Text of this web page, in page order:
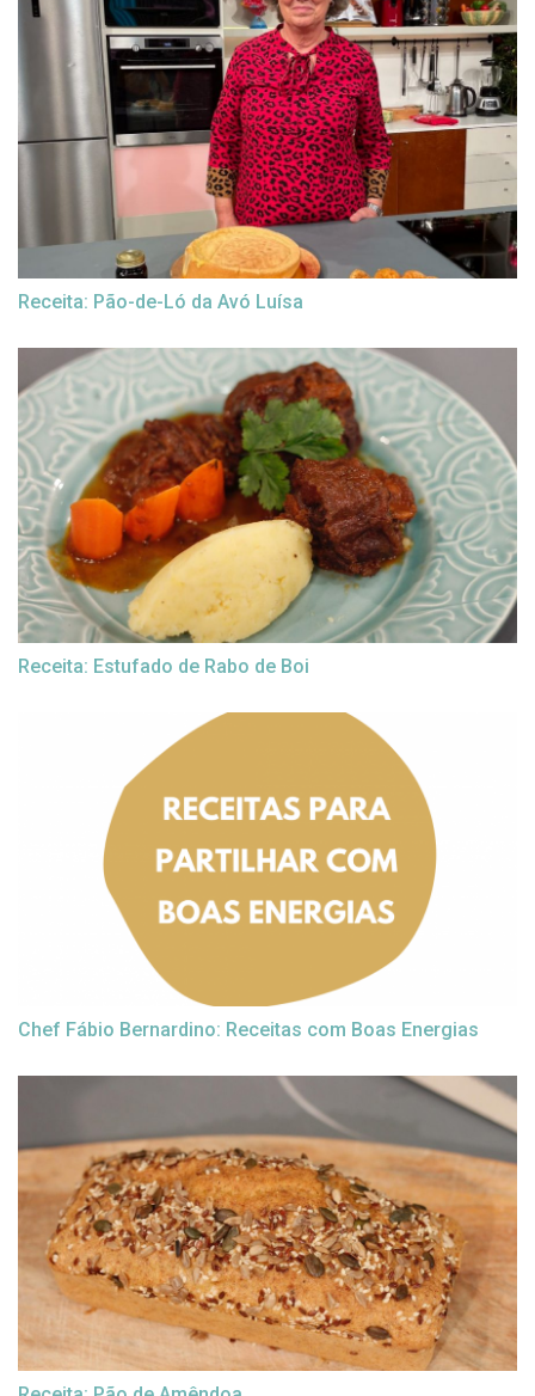
Receita: Pão-de-Ló da Avó Luísa
Receita: Estufado de Rabo de Boi
Chef Fábio Bernardino: Receitas com Boas Energias